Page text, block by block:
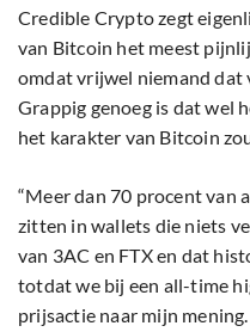
Credible Crypto zegt
van Bitcoin het meest
omdat vrijwel niemand dat
Grappig genoeg is dat wel
het karakter van Bitcoin
“Meer dan 70 procent van
zitten in wallets die niets
van 3AC en FTX en dat
totdat we bij een all-time
prijsactie naar mijn